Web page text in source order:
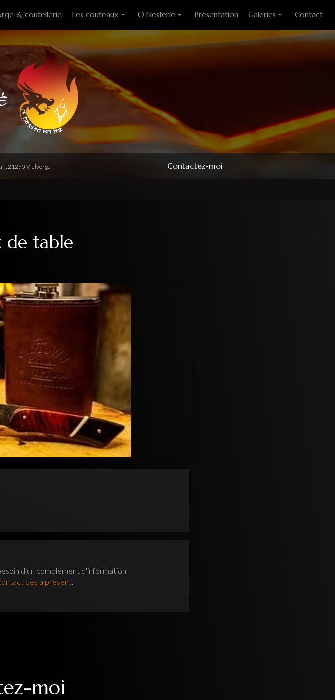
& coutellerie Les couteaux
Couteaux fixes
Couteaux pliants
Couteaux de cuisine
Couteaux de table
Couteaux à huitre
Tire-bouchons
Option
O’Nesferie
Encens Artisanal
Présentation Galeries
Photo des stages
Contact
21270 Vielverge Contactez-moi
de table
d'un complément d'information
dès à présent.
moi